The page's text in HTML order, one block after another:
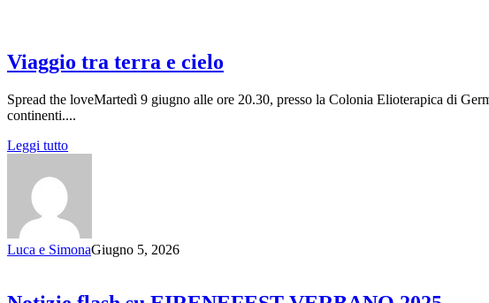
Viaggio tra terra e cielo
Spread the loveMartedì 9 giugno alle ore 20.30, presso la Colonia Elioterapica di
continenti....
Leggi tutto
Luca e SimonaGiugno 5, 2026